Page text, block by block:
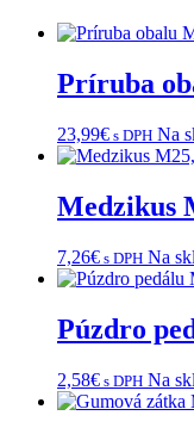
Príruba
23,99€ s DPH Na
Medzikus
7,26€ s DPH Na
Púzdro
2,58€ s DPH Na